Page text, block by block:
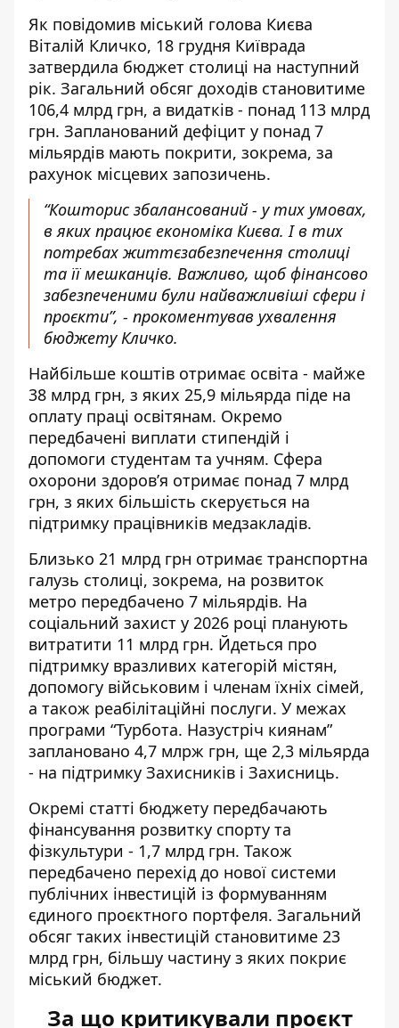
Як повідомив міський голова Києва
Віталій Кличко, 18 грудня Київрада
затвердила бюджет столиці на наступний
рік. Загальний обсяг доходів становитиме
106,4 млрд грн, а видатків - понад 113 млрд
грн. Запланований дефіцит у понад 7
мільярдів мають покрити, зокрема, за
рахунок місцевих запозичень.
“Кошторис збалансований - у тих умовах,
в яких працює економіка Києва. І в тих
потребах життєзабезпечення столиці
та її мешканців. Важливо, щоб фінансово
забезпеченими були найважливіші сфери і
проєкти”, - прокоментував ухвалення
бюджету Кличко.
Найбільше коштів отримає освіта - майже
38 млрд грн, з яких 25,9 мільярда піде на
оплату праці освітянам. Окремо
передбачені виплати стипендій і
допомоги студентам та учням. Сфера
охорони здоров’я отримає понад 7 млрд
грн, з яких більшість скерується на
підтримку працівників медзакладів.
Близько 21 млрд грн отримає транспортна
галузь столиці, зокрема, на розвиток
метро передбачено 7 мільярдів. На
соціальний захист у 2026 році планують
витратити 11 млрд грн. Йдеться про
підтримку вразливих категорій містян,
допомогу військовим і членам їхніх сімей,
а також реабілітаційні послуги. У межах
програми “Турбота. Назустріч киянам”
заплановано 4,7 млрж грн, ще 2,3 мільярда
- на підтримку Захисників і Захисниць.
Окремі статті бюджету передбачають
фінансування розвитку спорту та
фізкультури - 1,7 млрд грн. Також
передбачено перехід до нової системи
публічних інвестицій із формуванням
єдиного проєктного портфеля. Загальний
обсяг таких інвестицій становитиме 23
млрд грн, більшу частину з яких покриє
міський бюджет.
За що критикували проєкт